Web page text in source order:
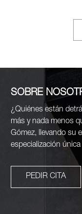
SOBRE
¿Quiénes están
más y nada menos
Gómez, llevando su
especialización única
PEDIR CITA